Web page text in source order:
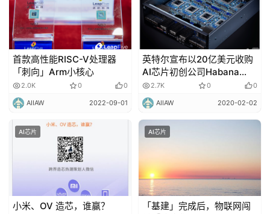
首款高性能RISC-V处理器
「刺向」Arm小核心
2.0K 0 0
AIIAW 2022-09-01
英特尔宣布以20亿美元收购
AI芯片初创公司Habana
Labs！
2.7K 0 0
AIIAW 2020-02-02
AI芯片
小米、OV 造芯，谁赢？
AI芯片
「基建」完成后，物联网闯